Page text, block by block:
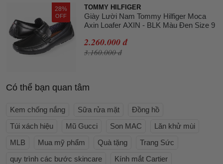
28%
OFF
TOMMY HILFIGER
Giày Lười Nam Tommy Hilfiger Moca
Axin Loafer AXIN - BLK Màu Đen Size 9
2.260.000 đ
3.160.000 đ
Có thể bạn quan tâm
Kem chống nắng Sữa rửa mặt
Đồng hồ
Túi xách hiệu
Mũ Gucci Son MAC
Lăn khử mùi
MLB
Mua mỹ phẩm Quà tặng
Trang Sức
quy trình các bước skincare
Kính mắt Cartier